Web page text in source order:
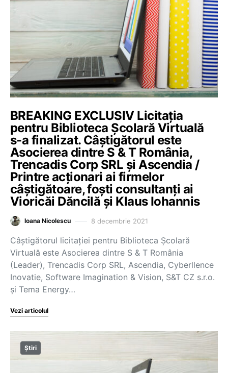
BREAKING EXCLUSIV Licitația
pentru Biblioteca Școlară Virtuală
s-a finalizat. Câștigătorul este
Asocierea dintre S & T România,
Trencadis Corp SRL și Ascendia /
Printre acționari ai firmelor
câștigătoare, foști consultanți ai
Vioricăi Dăncilă și Klaus Iohannis
Ioana Nicolescu 8 decembrie 2021
Câștigătorul licitației pentru Biblioteca Școlară
Virtuală este Asocierea dintre S & T România
(Leader), Trencadis Corp SRL, Ascendia, Cyberllence
Inovatie, Software Imagination & Vision, S&T CZ s.r.o.
și Tema Energy…
Vezi articolul
Știri